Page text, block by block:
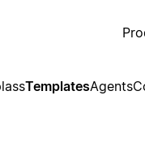
TemplatesAgents